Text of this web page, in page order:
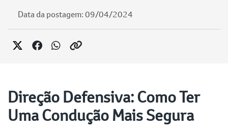
Data da postagem: 09/04/2024
Direção Defensiva: Como Ter
Uma Condução Mais Segura